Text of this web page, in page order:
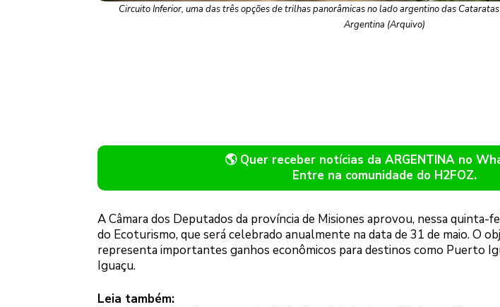
Circuito Inferior, uma das três opções de trilhas panorâmicas no lado argentino das
Argentina (Arquivo)
🌎 Quer receber notícias da ARGENTINA no
Entre na comunidade do H2FOZ.
A Câmara dos Deputados da província de Misiones aprovou, nessa quinta-
do Ecoturismo, que será celebrado anualmente na data de 31 de maio. O
representa importantes ganhos econômicos para destinos como Puerto
Iguaçu.
Leia também: